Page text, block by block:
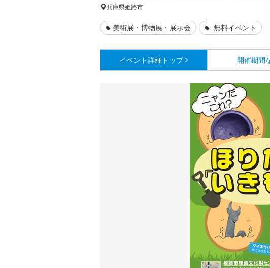
兵庫県姫路市
美術展・博物展・展示会 無料イベント
イベント詳細 トップ 開催期間